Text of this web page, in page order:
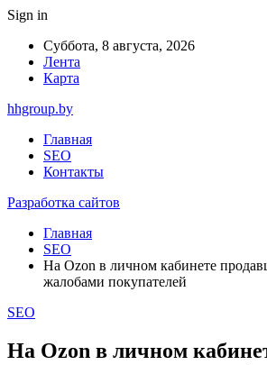
Sign in
Суббота, 8 августа, 2026
Лента
Карта
hhgroup.by
Главная
SEO
Контакты
Разработка сайтов
Главная
SEO
На Ozon в личном кабинете
жалобами покупателей
SEO
На Ozon в личном